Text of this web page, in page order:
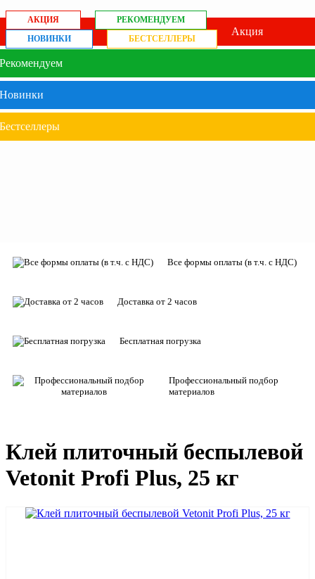
АКЦИЯ
РЕКОМЕНДУЕМ
НОВИНКИ
БЕСТСЕЛЛЕРЫ
Акция
Рекомендуем
Новинки
Бестселлеры
Все формы оплаты (в т.ч. с НДС)
Доставка от 2 часов
Бесплатная погрузка
Профессиональный подбор
материалов
Клей плиточный беспылевой
Vetonit Profi Plus, 25 кг